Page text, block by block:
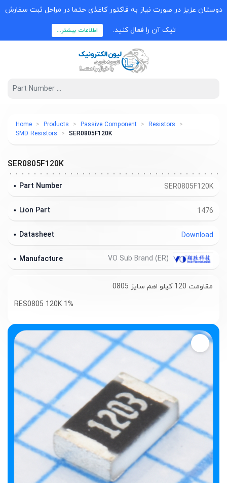
دوستان عزیز در صورت نیاز به فاکتور کاغذی حتما در مراحل ثبت سفارش
تیک آن را فعال کنید. اطلاعات بیشتر...
Home Products Passive Component
Resistors
SMD Resistors
SER0805F120K
SER0805F120K
SER0805F120K
Part Number
1476
Lion Part
Download
Datasheet
Manufacture
مقاومت 120 کیلو اهم سایز 0805
RES0805 120K 1%